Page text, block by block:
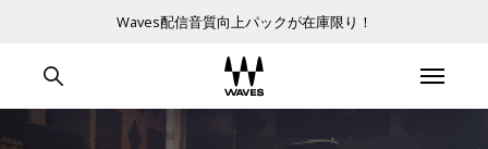
Waves配信音質向上パックが在庫限り！